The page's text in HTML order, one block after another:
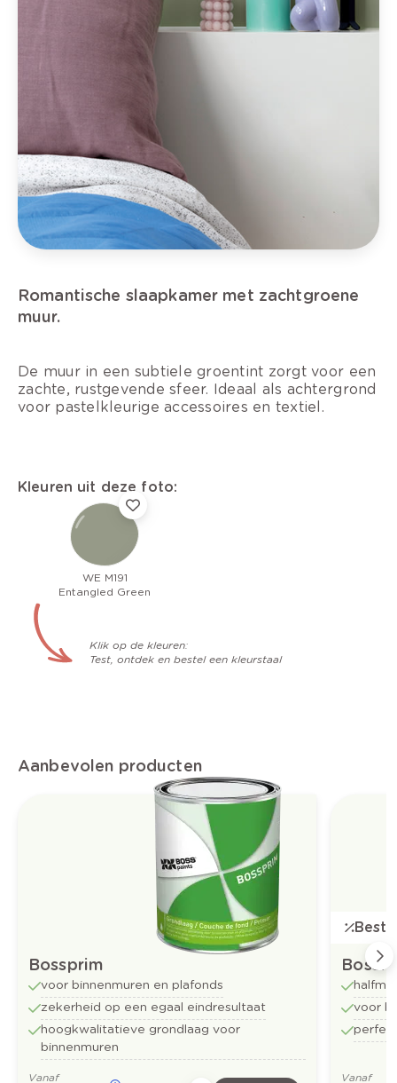
Romantische slaapkamer met zachtgroene
muur.
De muur in een subtiele groentint zorgt voor een
zachte, rustgevende sfeer. Ideaal als achtergrond
voor pastelkleurige accessoires en textiel.
Kleuren uit deze foto:
WE M191
Entangled Green
Klik op de kleuren:
Test, ontdek en bestel een kleurstaal
Aanbevolen producten
Bossprim
voor binnenmuren en plafonds
zekerheid op een egaal eindresultaat
hoogkwalitatieve grondlaag voor
binnenmuren
Vanaf
voor
Vanaf